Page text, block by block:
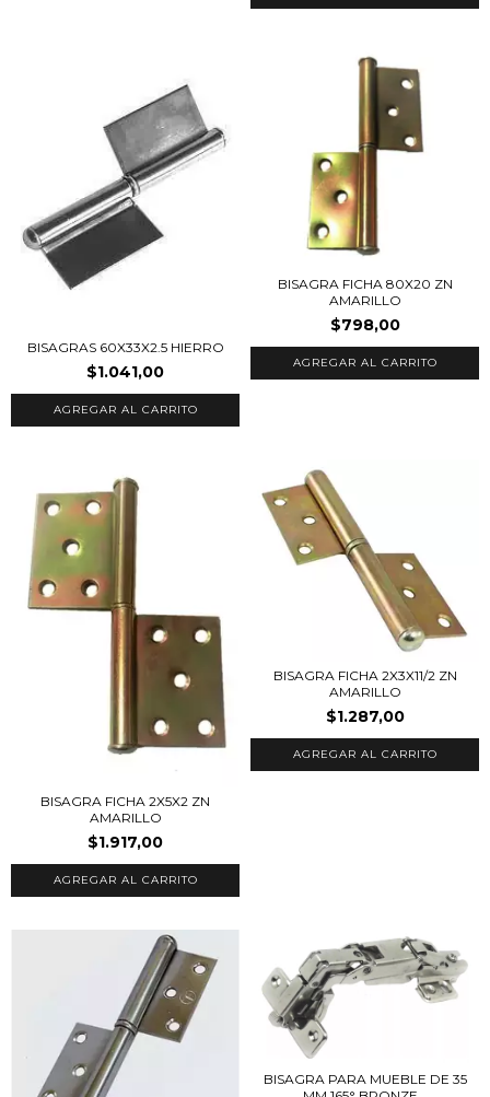
BISAGRAS 60X33X2.5 HIERRO
$1.041,00
BISAGRA FICHA 80X20 ZN
AMARILLO
$798,00
BISAGRA FICHA 2X5X2 ZN
AMARILLO
$1.917,00
BISAGRA FICHA 2X3X11/2 ZN
AMARILLO
$1.287,00
BISAGRA PARA MUEBLE DE 35